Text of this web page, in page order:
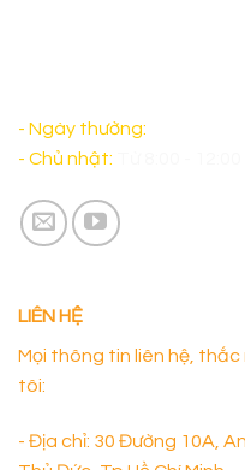
- Ngày thường:
- Chủ nhật:
LIÊN HỆ
Mọi thông tin liên hệ, thắc
tôi:
- Địa chỉ: 30 Đường 10A,